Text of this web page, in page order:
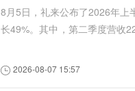
8月5日，礼来公布了2026年
长49%。其中，第二季度营收
2026-08-07 15:57